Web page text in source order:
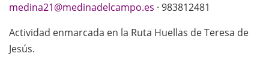
medina21@medinadelcampo.es · 983812481
Actividad enmarcada en la Ruta Huellas de Teresa de
Jesús.